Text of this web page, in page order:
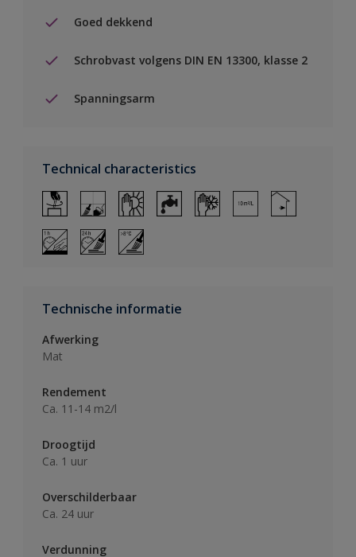
Goed dekkend
Schrobvast volgens DIN EN 13300, klasse 2
Spanningsarm
Technical characteristics
Technische informatie
Afwerking
Mat
Rendement
Ca. 11-14 m2/l
Droogtijd
Ca. 1 uur
Overschilderbaar
Ca. 24 uur
Verdunning